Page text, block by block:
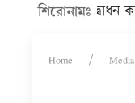
শিরোনামঃ
মাঠ উদ্বোধন
Home Media